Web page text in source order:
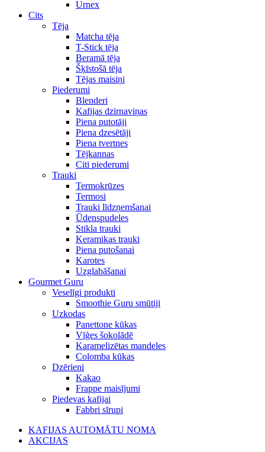
Urnex
Cits
Tēja
Matcha tēja
T-Stick tēja
Beramā tēja
Šķīstošā tēja
Tējas maisiņi
Piederumi
Blenderi
Kafijas dzirnaviņas
Piena putotāji
Piena dzesētāji
Piena tvertnes
Tējkannas
Citi piederumi
Trauki
Termokrūzes
Termosi
Trauki līdzņemšanai
Ūdenspudeles
Stikla trauki
Keramikas trauki
Piena putošanai
Karotes
Uzglabāšanai
Gourmet Guru
Veselīgi produkti
Smoothie Guru smūtiji
Uzkodas
Panettone kūkas
Vīģes šokolādē
Karamelizētas mandeles
Colomba kūkas
Dzērieni
Kakao
Frappe maisījumi
Piedevas kafijai
Fabbri sīrupi
KAFIJAS AUTOMĀTU NOMA
AKCIJAS